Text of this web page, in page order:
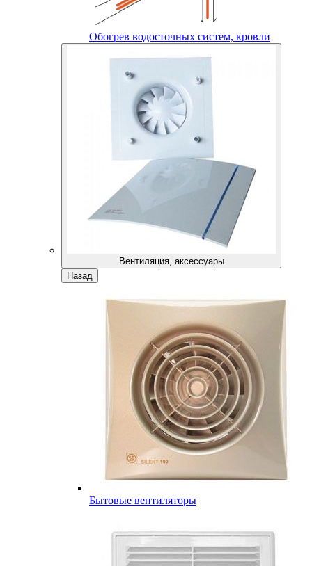
Обогрев водосточных систем, кровли
Вентиляция, аксессуары
Назад
Бытовые вентиляторы